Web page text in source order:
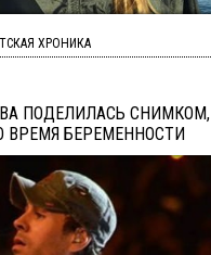
ПОДЕЛИЛАСЬ СНИМКОМ,
БЕРЕМЕННОСТИ
ХРОНИКА